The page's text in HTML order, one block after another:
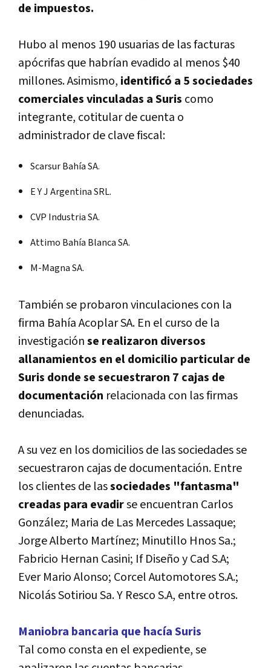
de impuestos.
Hubo al menos 190 usuarias de las facturas
apócrifas que habrían evadido al menos $40
millones. Asimismo, identificó a 5 sociedades
comerciales vinculadas a Suris como
integrante, cotitular de cuenta o
administrador de clave fiscal:
Scarsur Bahía SA.
E Y J Argentina SRL.
CVP Industria SA.
Attimo Bahía Blanca SA.
M-Magna SA.
También se probaron vinculaciones con la
firma Bahía Acoplar SA. En el curso de la
investigaciónse realizaron diversos
allanamientos en el domicilio particular de
Suris donde se secuestraron 7 cajas de
documentación relacionada con las firmas
denunciadas.
A su vez en los domicilios de las sociedades se
secuestraron cajas de documentación. Entre
los clientes de lassociedades "fantasma"
creadas para evadirse encuentran Carlos
González; Maria de Las Mercedes Lassaque;
Jorge Alberto Martínez; Minutillo Hnos Sa.;
Fabricio Hernan Casini; If Diseño y Cad S.A;
Ever Mario Alonso; Corcel Automotores S.A.;
Nicolás Sotiriou Sa. Y Resco S.A, entre otros.
Maniobra bancaria que hacía Suris
Tal como consta en el expediente, se